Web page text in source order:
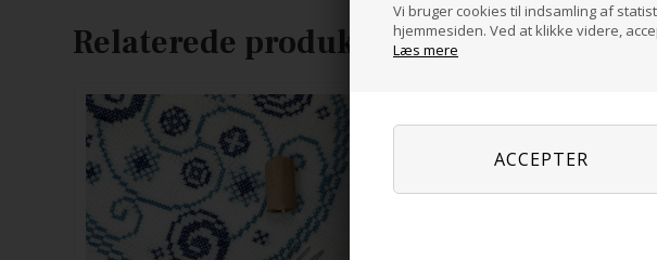
Vi bruger cookies til indsamling af
hjemmesiden. Ved at klikke videre,
Læs mere
Relaterede produkter